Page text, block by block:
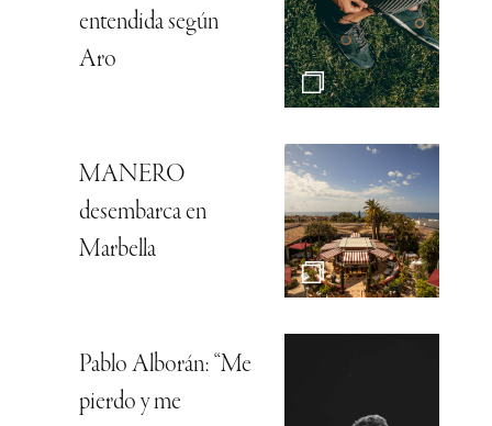
entendida según
Aro
MANERO
desembarca en
Marbella
Pablo Alborán: “Me
pierdo y me